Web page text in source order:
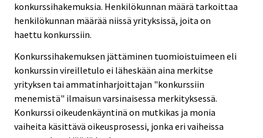
konkurssihakemuksia. Henkilökunnan määrä tarkoittaa
henkilökunnan määrää niissä yrityksissä, joita on
haettu konkurssiin.
Konkurssihakemuksen jättäminen tuomioistuimeen eli
konkurssin vireilletulo ei läheskään aina merkitse
yrityksen tai ammatinharjoittajan "konkurssiin
menemistä" ilmaisun varsinaisessa merkityksessä.
Konkurssi oikeudenkäyntinä on mutkikas ja monia
vaiheita käsittävä oikeusprosessi, jonka eri vaiheissa